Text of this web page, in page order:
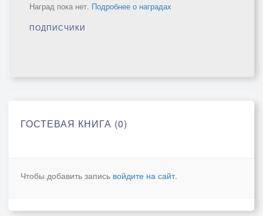
Наград пока нет. Подробнее о наградах
ПОДПИСЧИКИ
ГОСТЕВАЯ КНИГА (0)
Чтобы добавить запись войдите на сайт.